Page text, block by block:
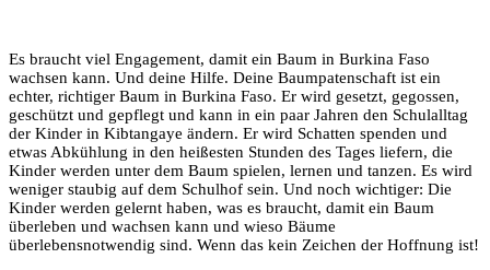
Es braucht viel Engagement, damit ein Baum in Burkina Faso
wachsen kann. Und deine Hilfe. Deine Baumpatenschaft ist ein
echter, richtiger Baum in Burkina Faso. Er wird gesetzt, gegossen,
geschützt und gepflegt und kann in ein paar Jahren den Schulalltag
der Kinder in Kibtangaye ändern. Er wird Schatten spenden und
etwas Abkühlung in den heißesten Stunden des Tages liefern, die
Kinder werden unter dem Baum spielen, lernen und tanzen. Es wird
weniger staubig auf dem Schulhof sein. Und noch wichtiger: Die
Kinder werden gelernt haben, was es braucht, damit ein Baum
überleben und wachsen kann und wieso Bäume
überlebensnotwendig sind. Wenn das kein Zeichen der Hoffnung ist!